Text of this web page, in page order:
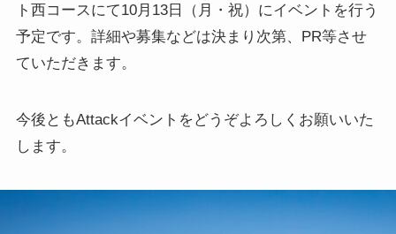
ト西コースにて10月13日（月・祝）にイベントを行う
予定です。詳細や募集などは決まり次第、PR等させ
ていただきます。
今後ともAttackイベントをどうぞよろしくお願いいた
します。